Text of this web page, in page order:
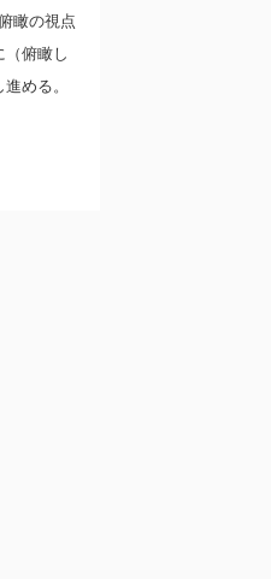
瞰の視点
（俯瞰し
める。